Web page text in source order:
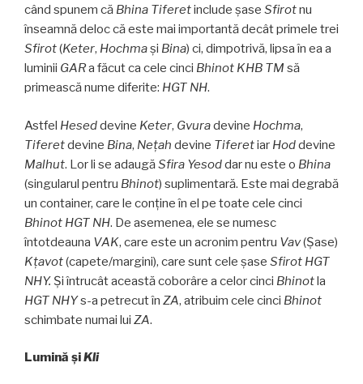
când spunem că Bhina Tiferetinclude șase Sfirotnu
înseamnă deloc că este mai importantă decât primele trei
Sfirot(Keter, Hochmași Bina) ci, dimpotrivă, lipsa în ea a
luminii GARa făcut ca cele cinci Bhinot KHB TM să
primească nume diferite: HGT NH.
Astfel Heseddevine Keter, Gvuradevine Hochma,
Tiferetdevine Bina, Neţah devine Tiferetiar Hoddevine
Malhut. Lor li se adaugăSfira Yesoddar nu este o Bhina
(singularul pentru Bhinot) suplimentară. Este mai degrabă
un container, care le conţine în el pe toate cele cinci
Bhinot HGT NH. De asemenea, ele se numesc
întotdeauna VAK, care este un acronim pentru Vav(Şase)
Kţavot(capete/margini), care sunt cele șase Sfirot HGT
NHY. Şi întrucât această coborâre a celor cinci Bhinotla
HGT NHYs-a petrecut în ZA, atribuim cele cinci Bhinot
schimbate numai lui ZA.
Lumină şiKli